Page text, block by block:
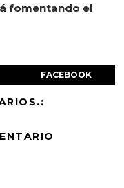
fomentando el
FACEBOOK